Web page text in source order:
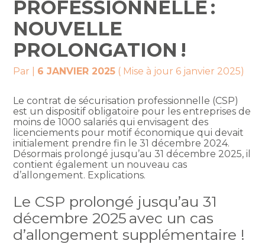
PROFESSIONNELLE :
NOUVELLE
PROLONGATION !
Par 6 JANVIER 2025 ( Mise à jour 6 janvier 2025)
Le contrat de sécurisation professionnelle (CSP)
est un dispositif obligatoire pour les entreprises de
moins de 1000 salariés qui envisagent des
licenciements pour motif économique qui devait
initialement prendre fin le 31 décembre 2024.
Désormais prolongé jusqu’au 31 décembre 2025, il
contient également un nouveau cas
d’allongement. Explications.
Le CSP prolongé jusqu’au 31
décembre 2025 avec un cas
d’allongement supplémentaire !